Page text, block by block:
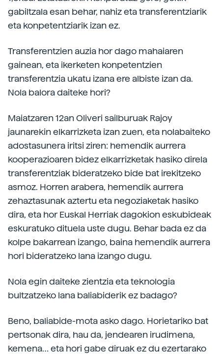
gabiltzala esan behar, nahiz eta transferentziarik
eta konpetentziarik izan ez.
Transferentzien auzia hor dago mahaiaren
gainean, eta ikerketen konpetentzien
transferentzia ukatu izana ere albiste izan da.
Nola balora daiteke hori?
Maiatzaren 12an Oliveri sailburuak Rajoy
jaunarekin elkarrizketa izan zuen, eta nolabaiteko
adostasunera iritsi ziren: hemendik aurrera
kooperazioaren bidez elkarrizketak hasiko direla
transferentziak bideratzeko bide bat irekitzeko
asmoz. Horren arabera, hemendik aurrera
zehaztasunak aztertu eta negoziaketak hasiko
dira, eta hor Euskal Herriak dagokion eskubideak
eskuratuko dituela uste dugu. Behar bada ez da
kolpe bakarrean izango, baina hemendik aurrera
hori bideratzeko lana izango dugu.
Nola egin daiteke zientzia eta teknologia
bultzatzeko lana baliabiderik ez badago?
Beno, baliabide-mota asko dago. Horietariko bat
pertsonak dira, hau da, jendearen irudimena,
kemena… eta hori gabe diruak ez du ezertarako